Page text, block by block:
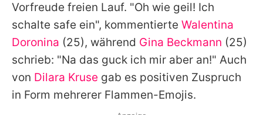
Vorfreude freien Lauf. "Oh wie geil! Ich
schalte safe ein", kommentierte Walentina
Doronina (25), während Gina Beckmann (25)
schrieb: "Na das guck ich mir aber an!" Auch
von Dilara Kruse gab es positiven Zuspruch
in Form mehrerer Flammen-Emojis.